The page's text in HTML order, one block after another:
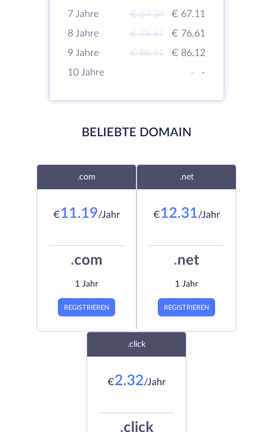
7 Jahre
€ 67.34
€ 67.11
8 Jahre
€ 76.87
€ 76.61
9 Jahre
€ 86.41
€ 86.12
10 Jahre
- -
BELIEBTE DOMAIN
.com
€11.19/Jahr
.com
1 Jahr
REGISTRIEREN
.net
€12.31/Jahr
.net
1 Jahr
REGISTRIEREN
.click
€2.32/Jahr
.click